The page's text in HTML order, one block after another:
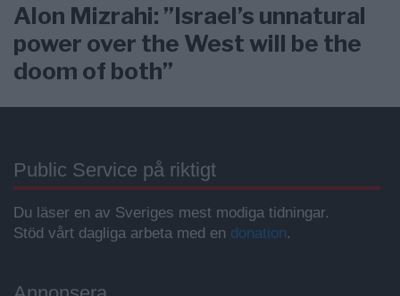
Alon Mizrahi: ”Israel’s unnatural
power over the West will be the
doom of both”
Public Service på riktigt
Du läser en av Sveriges mest modiga tidningar.
Stöd vårt dagliga arbeta med en donation.